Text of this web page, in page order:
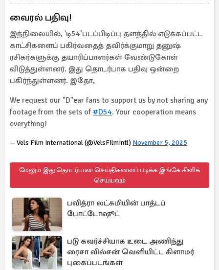
வைரல் பதிவு!
இந்நிலையில், 'டி54’படப்பிடிப்பு தளத்தில் எடுக்கப்பட்ட
காட்சிகளைப் பகிர்வதைத் தவிர்க்குமாறு தனுஷ்
ரசிகர்களுக்கு தயாரிப்பாளர்கள் வேண்டுகோள்
விடுத்துள்ளனர். இது தொடர்பாக பதிவு ஒன்றை
பகிர்ந்துள்ளனர். இதோ,
We request our "D"ear fans to support us by not sharing any
footage from the sets of#D54. Your cooperation means
everything!
— Vels Film International (@VelsFilmIntl) November 5, 2025
மேலும் இது தொடர்பான செய்திகளைப் படிக்க இங்கே கிளிக்
செய்யவும்
பவித்ரா லட்சுமியின் பாத்டப்
போட்டோஷூட்
படு கவர்ச்சியாக உடை அணிந்து
ரைசா வில்சன் வெளியிட்ட கிளாமர்
புகைப்படங்கள்